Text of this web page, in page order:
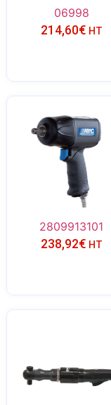
06998
214,60€ HT
2809913101
238,92€ HT